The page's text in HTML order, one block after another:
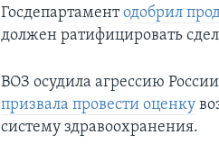
Госдепартаментодобрил
должен ратифицировать
ВОЗ осудила агрессию
призвала провести оценку
систему здравоохранения.